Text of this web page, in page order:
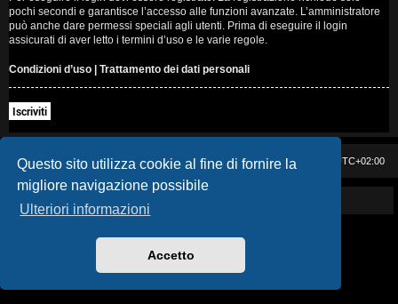
Questo sito utilizza cookie al fine di fornire la
migliore navigazione possibile
Ulteriori informazioni
Accetto
n
z
a
r
i
s
p
o
t
pochi secondi e garantisce l’accesso alle funzioni avanzate. L’amministratore
può anche dare permessi speciali agli utenti. Prima di eseguire il login
assicurati di aver letto i termini d’uso e le varie regole.
Condizioni d’uso | Trattamento dei dati personali
Iscriviti
Casa DAG Tutti gli orari sono UTC+02:00
Cancella cookie